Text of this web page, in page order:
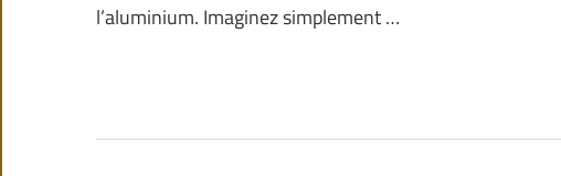
l’aluminium. Imaginez simplement …